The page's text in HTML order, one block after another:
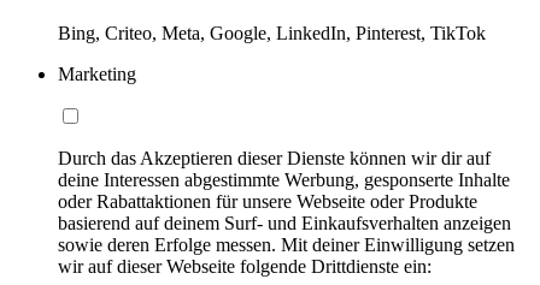
Bing, Criteo, Meta, Google, LinkedIn, Pinterest, TikTok
Marketing
Durch das Akzeptieren dieser Dienste können wir dir auf
deine Interessen abgestimmte Werbung, gesponserte Inhalte
oder Rabattaktionen für unsere Webseite oder Produkte
basierend auf deinem Surf- und Einkaufsverhalten anzeigen
sowie deren Erfolge messen. Mit deiner Einwilligung setzen
wir auf dieser Webseite folgende Drittdienste ein: